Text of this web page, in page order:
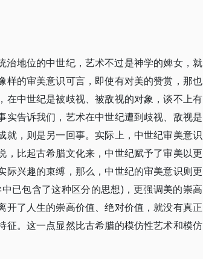
地位的中世纪，艺术不过是神学的婢女，就
的审美意识可言，即使有对美的赞赏，那也
在中世纪是被歧视、被敌视的对象，谈不上有
告诉我们，艺术在中世纪遭到歧视、敌视是
，则是另一回事。实际上，中世纪审美意识
比起古希腊文化来，中世纪赋予了审美以更
兴趣的束缚，那么，中世纪的审美意识则更
已包含了这种区分的思想)，更强调美的崇高
了人生的崇高价值、绝对价值，就没有真正
征。这一点显然比古希腊的模仿性艺术和模仿